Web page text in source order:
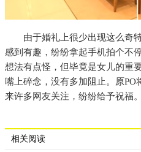
由于婚礼上很少出现这么奇
感到有趣，纷纷拿起手机拍个不
想法有点怪，但毕竟是女儿的重
嘴上碎念，没有多加阻止。原PO
来许多网友关注，纷纷给予祝福。
相关阅读